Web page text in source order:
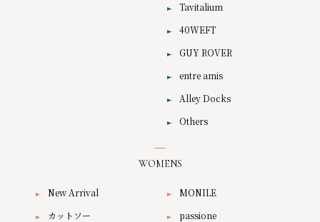
Tavitalium
40WEFT
GUY ROVER
entre amis
Alley Docks
Others
WOMENS
New Arrival
カットソー
MONILE
passione